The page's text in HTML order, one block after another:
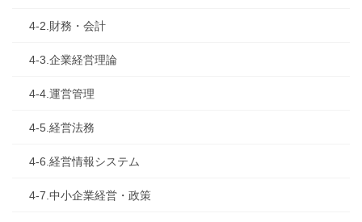
4-2.財務・会計
4-3.企業経営理論
4-4.運営管理
4-5.経営法務
4-6.経営情報システム
4-7.中小企業経営・政策